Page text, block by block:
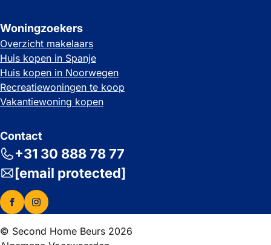
Woningzoekers
Overzicht makelaars
Huis kopen in Spanje
Huis kopen in Noorwegen
Recreatiewoningen te koop
Vakantiewoning kopen
Contact
+31 30 888 78 77
[email protected]
© Second Home Beurs 2026